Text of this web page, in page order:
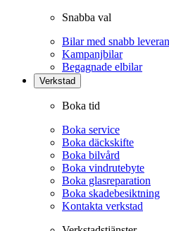
Snabba val
Bilar med snabb
Kampanjbilar
Begagnade elbilar
Verkstad
Boka tid
Boka service
Boka däckskifte
Boka bilvård
Boka vindrutebyte
Boka glasreparation
Boka skadebesiktning
Kontakta verkstad